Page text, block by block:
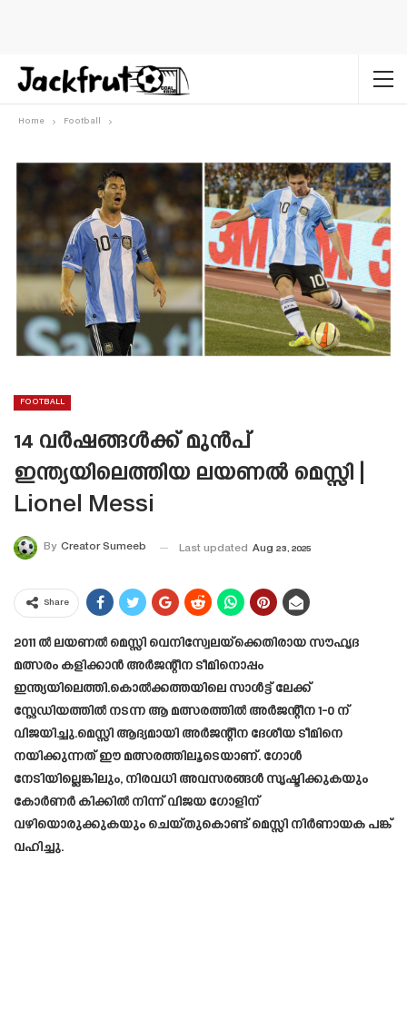
Home Football
FOOTBALL
14 വർഷങ്ങൾക്ക് മുൻപ്
ഇന്ത്യയിലെത്തിയ ലയണൽ മെസ്സി |
Lionel Messi
By Creator Sumeeb Last updated Aug 23, 2025
Share
2011 ൽ ലയണൽ മെസ്സി വെനിസ്വേലയ്‌ക്കെതിരായ സൗഹൃദ
മത്സരം കളിക്കാൻ അർജന്റീന ടീമിനൊപ്പം
ഇന്ത്യയിലെത്തി.കൊൽക്കത്തയിലെ സാൾട്ട് ലേക്ക്
സ്റ്റേഡിയത്തിൽ നടന്ന ആ മത്സരത്തിൽ അർജന്റീന 1-0 ന്
വിജയിച്ചു.മെസ്സി ആദ്യമായി അർജന്റീന ദേശീയ ടീമിനെ
നയിക്കുന്നത് ഈ മത്സരത്തിലൂടെയാണ്. ഗോൾ
നേടിയില്ലെങ്കിലും, നിരവധി അവസരങ്ങൾ സൃഷ്ടിക്കുകയും
കോർണർ കിക്കിൽ നിന്ന് വിജയ ഗോളിന്
വഴിയൊരുക്കുകയും ചെയ്തുകൊണ്ട് മെസ്സി നിർണായക പങ്ക്
വഹിച്ചു.